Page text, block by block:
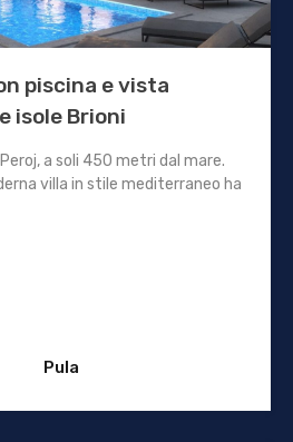
piscina e vista
isole Brioni
a soli 450 metri dal mare.
villa in stile mediterraneo ha
Pula